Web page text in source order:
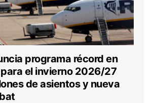
programa récord en
el invierno 2026/27
de asientos y nueva